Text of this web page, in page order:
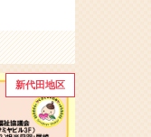
新代田地区